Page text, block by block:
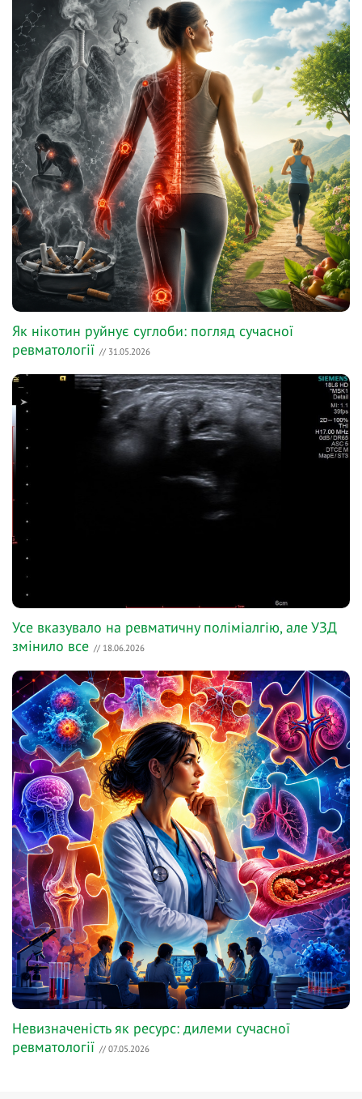
Як нікотин руйнує суглоби: погляд сучасної
ревматології // 31.05.2026
Усе вказувало на ревматичну поліміалгію, але УЗД
змінило все // 18.06.2026
Невизначеність як ресурс: дилеми сучасної
ревматології // 07.05.2026